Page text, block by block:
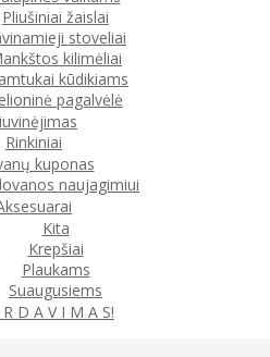
Pliušiniai žaislai
stoveliai
kilimėliai
kūdikiams
pagalvėlė
Rinkiniai
kuponas
naujagimiui
Kita
Krepšiai
Plaukams
Suaugusiems
D A V I M A S!